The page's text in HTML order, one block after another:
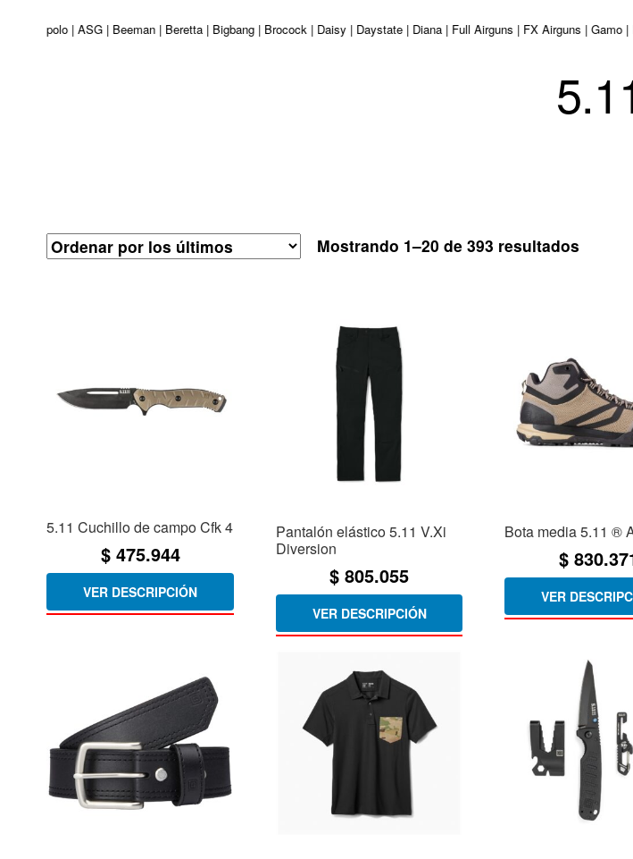
| Apolo | ASG | Beeman | Beretta | Bigbang | Brocock | Daisy | Daystate | Diana | Full Airguns | FX Airguns | Gamo |
Mostrando 1–20 de 393 resultados
5.11 Cuchillo de campo Cfk 4
$475.944
VER DESCRIPCIÓN
Pantalón elástico 5.11 V.Xi
Diversion
$ 805.055
VER DESCRIPCIÓN
Bota media 5.11 ®
$
VER